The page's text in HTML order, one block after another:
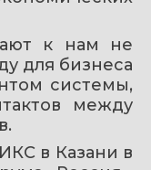
к нам не
для бизнеса
системы,
между
в Казани в